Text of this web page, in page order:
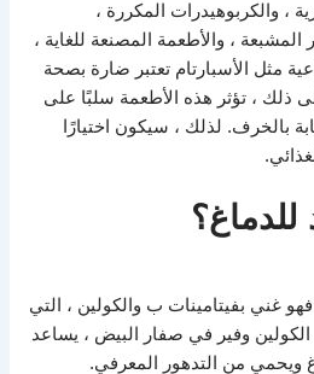
، والكربوهيدرات المكررة ،
المشبعة ، والأطعمة المصنعة للغاية ،
مثل الأسبارتام تعتبر ضارة بصحة
ذلك ، تؤثر هذه الأطعمة سلبًا على
بالخرف. لذلك ، سيكون اختيارًا
غني بفيتامينات ب والكولين ، التي
وفير في صفار البيض ، يساعد
ويحمي من التدهور المعرفي.